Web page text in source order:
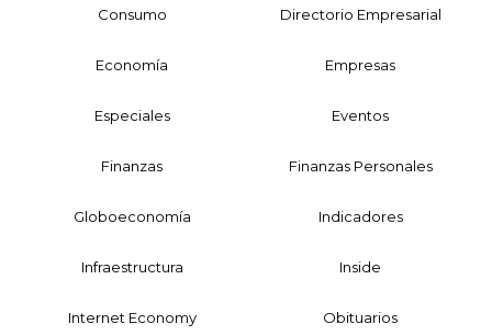
Consumo Directorio Empresarial
Economía Empresas
Especiales Eventos
Finanzas Finanzas Personales
Globoeconomía Indicadores
Infraestructura Inside
Internet Economy Obituarios